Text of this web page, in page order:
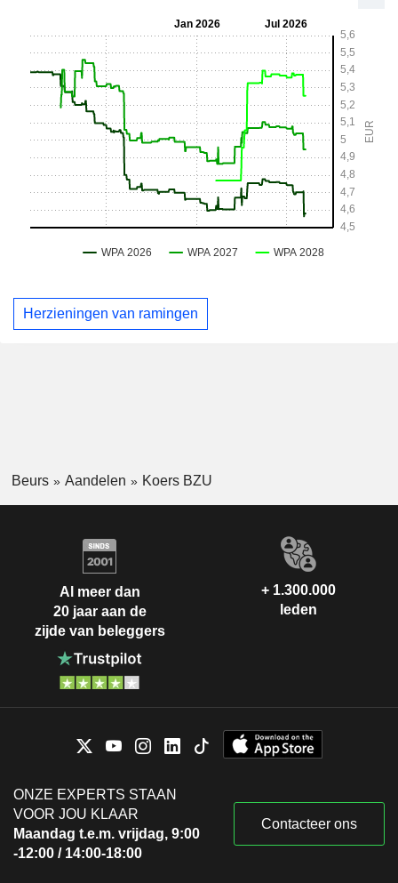
Herzieningen van ramingen
Beurs Aandelen Koers BZU
Al meer dan
20 jaar aan de
zijde van beleggers
+ 1.300.000
leden
ONZE EXPERTS STAAN
VOOR JOU KLAAR
Maandag t.e.m. vrijdag, 9:00
-12:00 / 14:00-18:00
Contacteer ons